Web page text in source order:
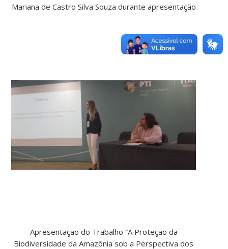
Mariana de Castro Silva Souza durante apresentação
Apresentação do Trabalho “A Proteção da
Biodiversidade da Amazônia sob a Perspectiva dos